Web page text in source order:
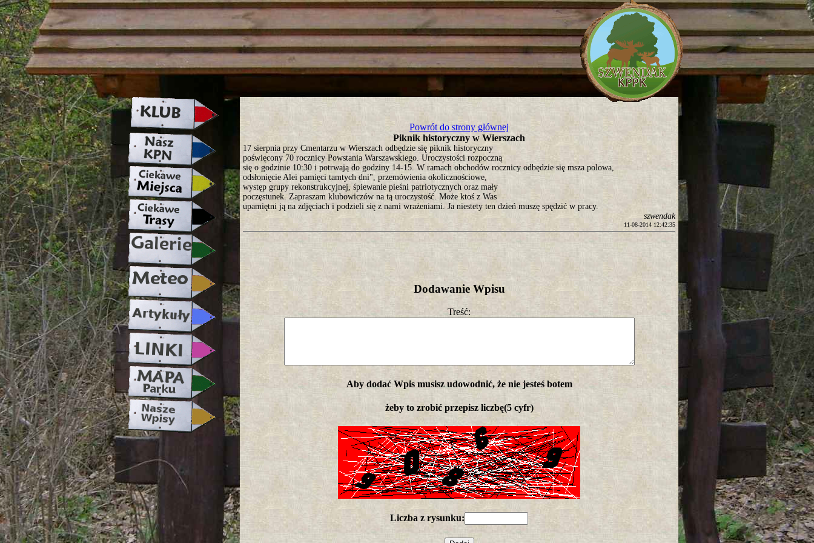
strona w naprawie zapraszamy jutro ;)
Powrót do strony głównej
Piknik historyczny w Wierszach
17 sierpnia przy Cmentarzu w Wierszach odbędzie się piknik historyczny
poświęcony 70 rocznicy Powstania Warszawskiego. Uroczystości rozpoczną
się o godzinie 10:30 i potrwają do godziny 14-15. W ramach obchodów rocznicy odbędzie się msza polowa,
odsłonięcie Alei pamięci tamtych dni", przemówienia okolicznościowe,
występ grupy rekonstrukcyjnej, śpiewanie pieśni patriotycznych oraz mały
poczęstunek. Zapraszam klubowiczów na tą uroczystość. Może ktoś z Was
upamiętni ją na zdjęciach i podzieli się z nami wrażeniami. Ja niestety ten dzień muszę spędzić w pracy.
szwendak
11-08-2014 12:42:35
Dodawanie Wpisu
Treść:
Aby dodać Wpis musisz udowodnić, że nie jesteś botem
żeby to zrobić przepisz liczbę(5 cyfr)
Liczba z rysunku: